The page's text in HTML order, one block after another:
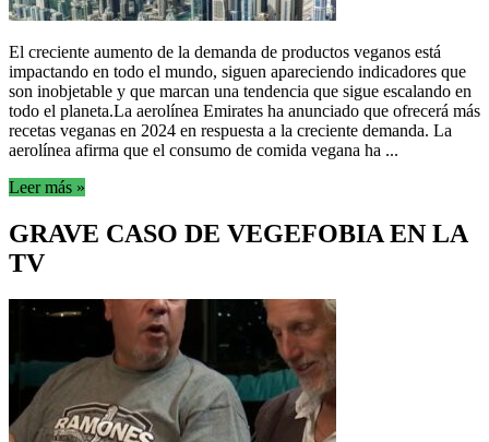
El creciente aumento de la demanda de productos veganos está
impactando en todo el mundo, siguen apareciendo indicadores que
son inobjetable y que marcan una tendencia que sigue escalando en
todo el planeta.La aerolínea Emirates ha anunciado que ofrecerá más
recetas veganas en 2024 en respuesta a la creciente demanda. La
aerolínea afirma que el consumo de comida vegana ha ...
Leer más »
GRAVE CASO DE VEGEFOBIA EN LA
TV